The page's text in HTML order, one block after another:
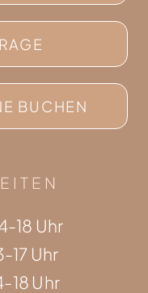
BUCHEN
18 Uhr
17 Uhr
18 Uhr